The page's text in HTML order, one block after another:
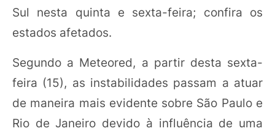
Sul nesta quinta e sexta-feira; confira os
estados afetados.
Segundo a Meteored, a partir desta sexta-
feira (15), as instabilidades passam a atuar
de maneira mais evidente sobre São Paulo e
Rio de Janeiro devido à influência de uma